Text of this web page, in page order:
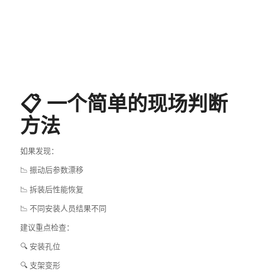
📋 一个简单的现场判断
方法
如果发现：
📉 振动后参数漂移
📉 拆装后性能恢复
📉 不同安装人员结果不同
建议重点检查：
🔍 安装孔位
🔍 支架变形